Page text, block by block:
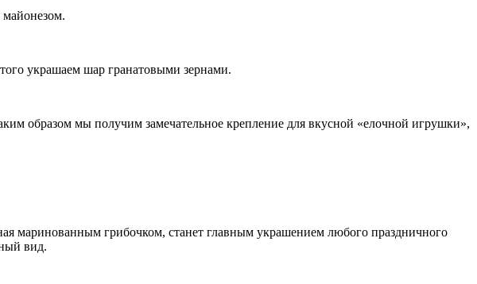
украшаем шар гранатовыми зернами.
образом мы получим замечательное крепление для вкусной «елочной игрушки»,
маринованным грибочком, станет главным украшением любого праздничного
вид.